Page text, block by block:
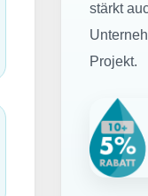
stärkt
Projekt.